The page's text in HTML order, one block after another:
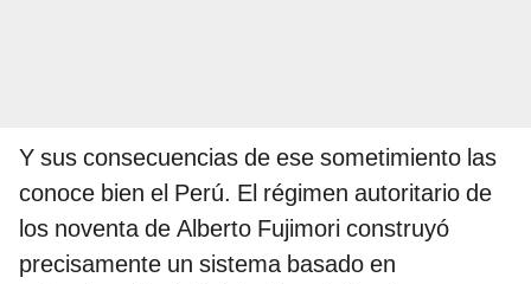
Y sus consecuencias de ese sometimiento las
conoce bien el Perú. El régimen autoritario de
los noventa de Alberto Fujimori construyó
precisamente un sistema basado en